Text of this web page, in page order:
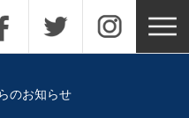
のお知らせ